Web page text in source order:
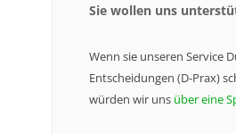
Sie wollen uns
Wenn sie unseren Service
Entscheidungen (D-Prax)
würden wir uns über eine